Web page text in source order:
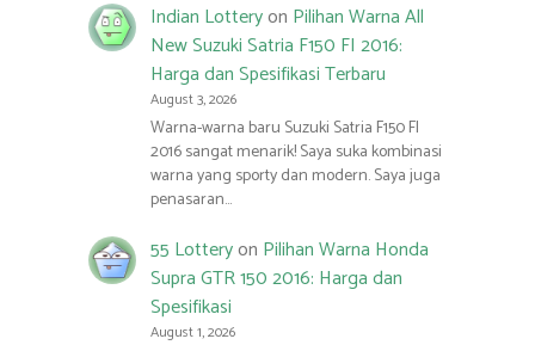
Indian Lotteryon Pilihan Warna All
New Suzuki Satria F150 FI 2016:
Harga dan Spesifikasi Terbaru
August 3, 2026
Warna-warna baru Suzuki Satria F150 FI
2016 sangat menarik! Saya suka kombinasi
warna yang sporty dan modern. Saya juga
penasaran…
55 Lotteryon Pilihan Warna Honda
Supra GTR 150 2016: Harga dan
Spesifikasi
August 1, 2026